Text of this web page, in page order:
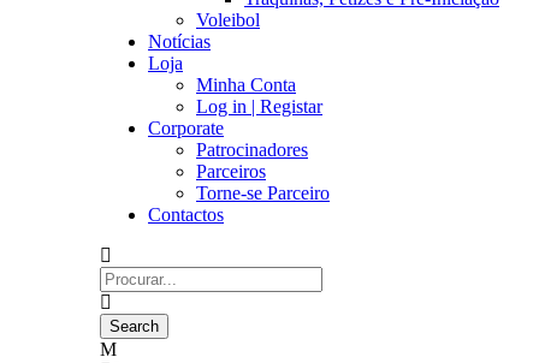
Voleibol
Notícias
Loja
Minha Conta
Log in | Registar
Corporate
Patrocinadores
Parceiros
Torne-se Parceiro
Contactos